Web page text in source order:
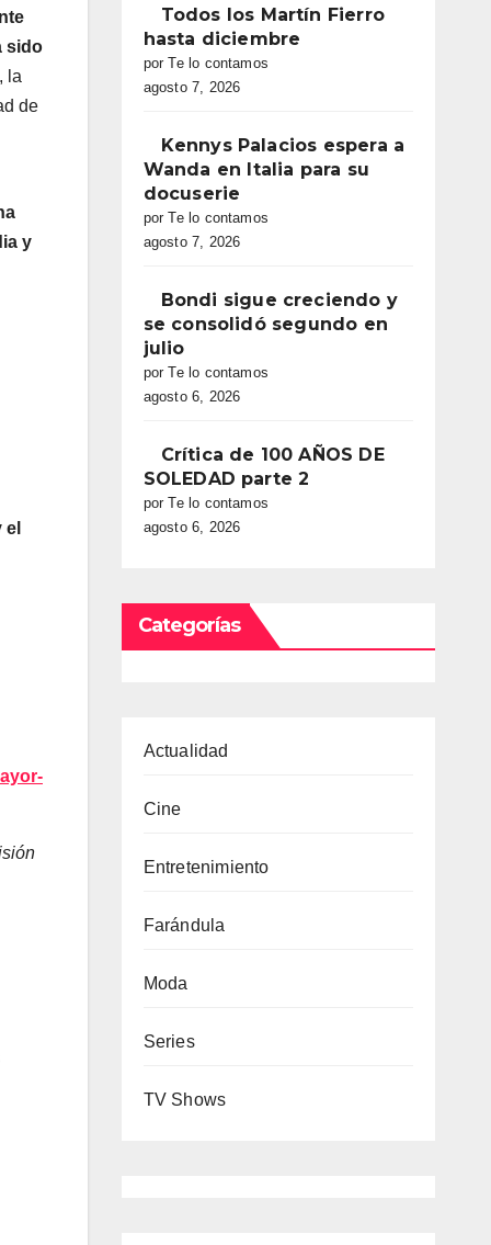
sido
la
de
y
Todos los Martín Fierro
hasta diciembre
por Te lo contamos
agosto 7, 2026
Kennys Palacios espera a
Wanda en Italia para su
docuserie
por Te lo contamos
agosto 7, 2026
Bondi sigue creciendo y
se consolidó segundo en
julio
por Te lo contamos
agosto 6, 2026
Crítica de 100 AÑOS DE
SOLEDAD parte 2
por Te lo contamos
agosto 6, 2026
Categorías
Actualidad
Cine
Entretenimiento
Farándula
Moda
Series
TV Shows